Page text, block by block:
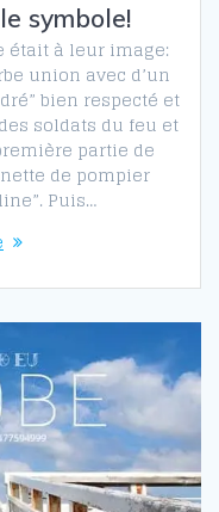
symbole!
était à leur image:
union avec d’un
bien respecté et
soldats du feu et
partie de
de pompier
Puis…